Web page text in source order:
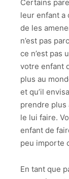
Certains
leur enfant a
de les
n’est pas
ce n’est pas
votre enfant
plus au
et qu’il
prendre plus
le lui faire.
enfant de
peu importe
En tant que